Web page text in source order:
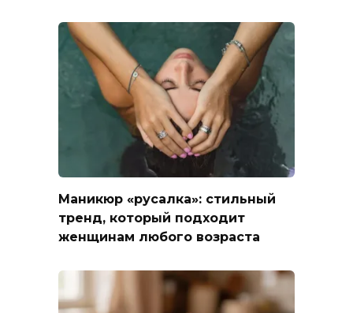
Маникюр «русалка»: стильный
тренд, который подходит
женщинам любого возраста